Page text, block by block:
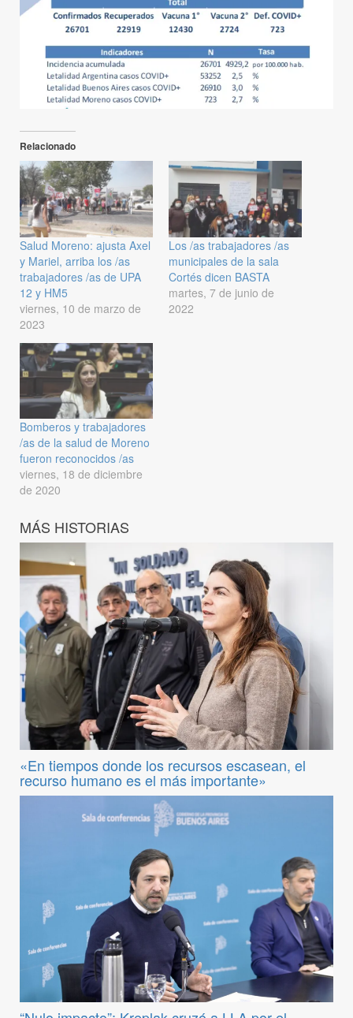
Relacionado
Salud Moreno: ajusta Axel
y Mariel, arriba los /as
trabajadores /as de UPA
12 y HM5
viernes, 10 de marzo de
2023
Los /as trabajadores /as
municipales de la sala
Cortés dicen BASTA
martes, 7 de junio de
2022
Bomberos y trabajadores
/as de la salud de Moreno
fueron reconocidos /as
viernes, 18 de diciembre
de 2020
MÁS HISTORIAS
«En tiempos donde los recursos escasean, el
recurso humano es el más importante»